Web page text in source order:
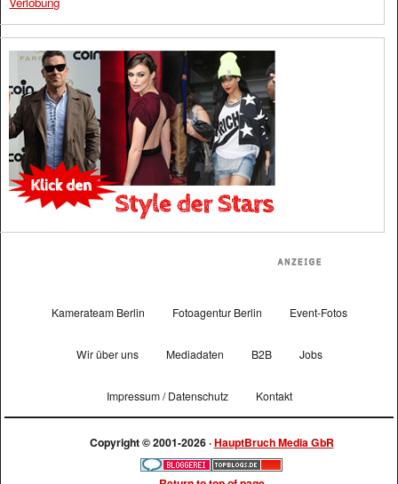
Kamerateam Berlin Fotoagentur Berlin Event-Fotos
Wir über uns Mediadaten B2B Jobs
Impressum / Datenschutz Kontakt
Copyright © 2001-2026 ·HauptBruch Media GbR